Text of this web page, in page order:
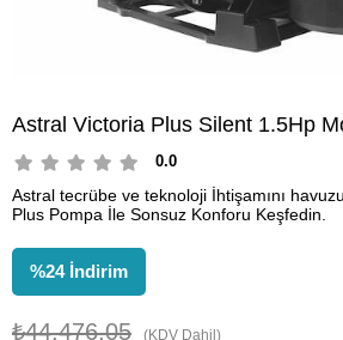
Astral Victoria Plus Silent 1.5Hp
0.0
Astral tecrübe ve teknoloji İhtişamını
Plus Pompa İle Sonsuz Konforu Keşfedin.
%24İndirim
₺44.476,05 (KDV Dahil)